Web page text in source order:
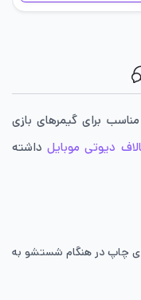
برای گیمرهای بازی
دیوتی موبایلداشته
چاپ در هنگام شستشو به